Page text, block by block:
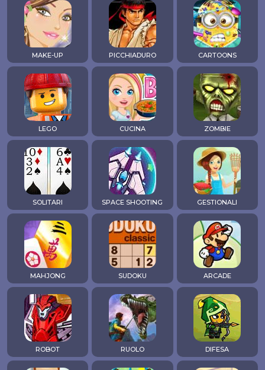
MAKE-UP PICCHIADURO CARTOONS
LEGO CUCINA ZOMBIE
SOLITARI SPACE SHOOTING GESTIONALI
MAHJONG SUDOKU ARCADE
ROBOT RUOLO DIFESA